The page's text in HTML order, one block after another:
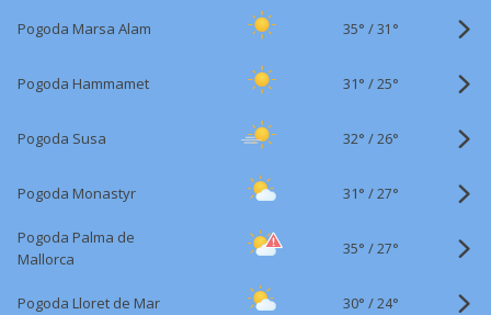
Pogoda Marsa Alam 35° /31°
Pogoda Hammamet 31° /25°
Pogoda Susa 32° /26°
Pogoda Monastyr 31° /27°
Pogoda Palma de
Mallorca
35° /27°
Pogoda Lloret de Mar 30° /24°